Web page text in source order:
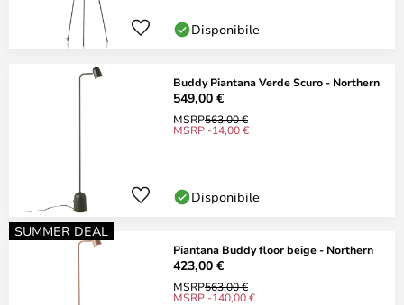
Disponibile
Buddy Piantana Verde Scuro - Northern
549,00 €
MSRP563,00 €
MSRP -14,00 €
Disponibile
SUMMER DEAL
Piantana Buddy floor beige - Northern
423,00 €
MSRP563,00 €
MSRP -140,00 €